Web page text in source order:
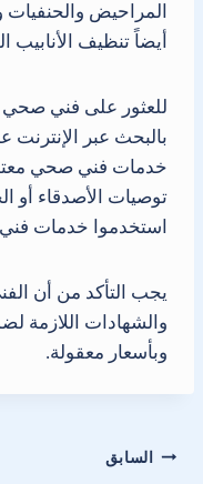
المراحيض
أيضاً تنظيف
للعثور على فني صحي
بالبحث عبر الإنترنت
خدمات فني صحي
توصيات الأصدقاء أو
استخدموا خدمات
يجب التأكد من أن
والشهادات اللازمة
وبأسعار معقولة.
تصفّح
السابق